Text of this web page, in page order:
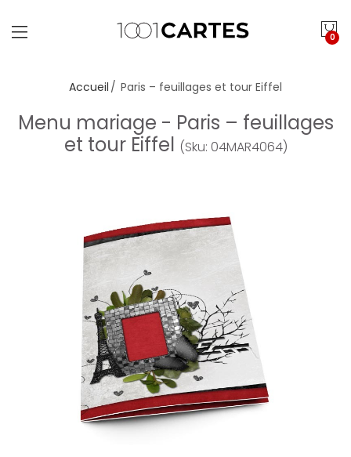
0
Accueil Paris – feuillages et tour Eiffel
Menu mariage - Paris – feuillages
et tour Eiffel (Sku: 04MAR4064)